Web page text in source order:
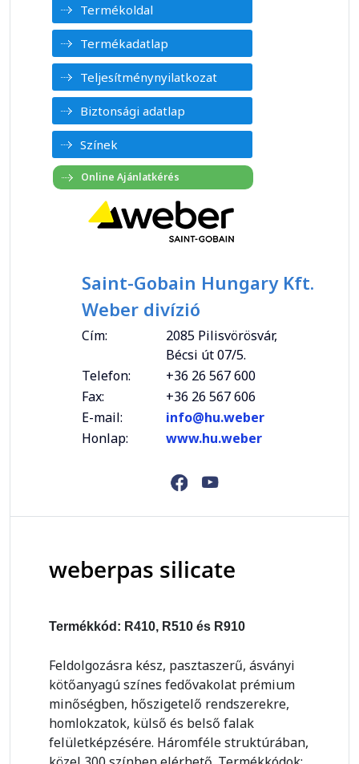
Termékoldal
Termékadatlap
Teljesítménynyilatkozat
Biztonsági adatlap
Színek
Saint-Gobain Hungary Kft.
Weber divízió
Cím:
2085 Pilisvörösvár,
Bécsi út 07/5.
Telefon:
+36 26 567 600
Fax:
+36 26 567 606
E-mail:
info@hu.weber
Honlap:
www.hu.weber
weberpas silicate
Termékkód: R410, R510 és R910
Feldolgozásra kész, pasztaszerű, ásványi
kötőanyagú színes fedővakolat prémium
minőségben, hőszigetelő rendszerekre,
homlokzatok, külső és belső falak
felületképzésére. Háromféle struktúrában,